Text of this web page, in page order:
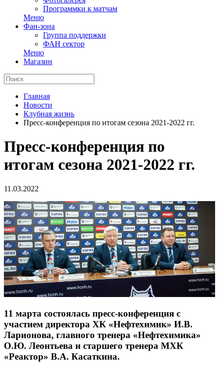
Программки к матчам
Меню
Фан-зона
Группа поддержки
ФАН сектор
Меню
Магазин
Главная
Новости
Клубная жизнь
Пресс-конференция по итогам сезона 2021-2022 гг.
Пресс-конференция по
итогам сезона 2021-2022 гг.
11.03.2022
11 марта состоялась пресс-конференция с
участием директора ХК «Нефтехимик» И.В.
Ларионова, главного тренера «Нефтехимика»
О.Ю. Леонтьева и старшего тренера МХК
«Реактор» В.А. Касаткина.